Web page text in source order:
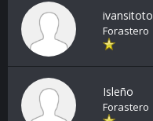
ivansitoto
Forastero
Isleño
Forastero